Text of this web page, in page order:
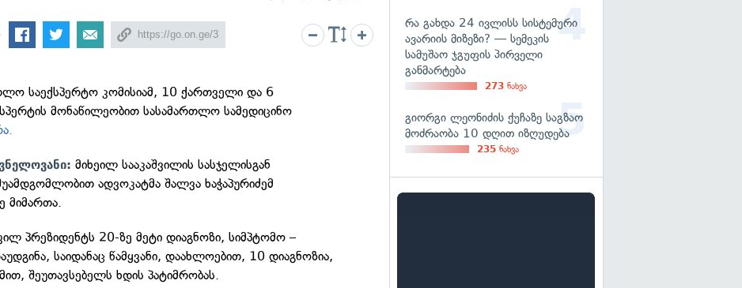
საექსპერტო კომისიამ, 10 ქართველი და 6
მონაწილეობით სასამართლო სამედიცინო
მიხეილ სააკაშვილის სასჯელისგან
ადვოკატმა შალვა ხაჭაპურიძემ
მიმართა.
პრეზიდენტს 20-ზე მეტი დიაგნოზი, სიმპტომო –
საიდანაც წამყვანი, დაახლოებით, 10 დიაგნოზია,
შეუთავსებელს ხდის პატიმრობას.
რა გახდა 24 ივლისს სისტემური
ავარიის მიზეზი? — სემეკის
სამუშაო ჯგუფის პირველი
განმარტება
273 ნახვა
გიორგი ლეონიძის ქუჩაზე საგზაო
მოძრაობა 10 დღით იზღუდება
235 ნახვა